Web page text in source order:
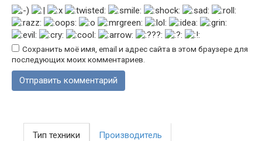
Сохранить моё имя, email и адрес сайта в этом браузере для
последующих моих комментариев.
Тип техники Производитель